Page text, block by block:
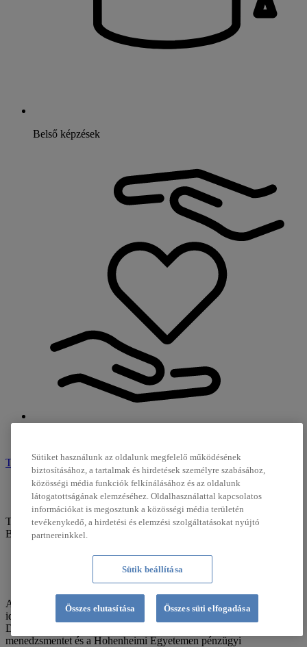
Belső képzések
TOVÁBBI INFORMÁCIÓK
A nemzetközi kiküldetés része a gyakornoki
programnak, ami természetesen nagy hozzáadott érték.
Teresa Schneiderhan
Befektetési kontroller Diehl nürnbergi központja
A 18 hónapos pénzügyi és kontrolling területen eltöltött gyakornoki
időm után 2022 márciusa óta befektetési kontrollerként dolgozom a
Diehl nürnbergi központjában. Augsburgban globális üzleti
menedzsmentet és a Hohenheimi Egyetemen pénzügyi
Sütiket használunk az oldalunk megfelelő működésének
biztosításához, a tartalmak és hirdetések személyre szabásához,
közösségi média funkciók felkínálásához és az oldalunk
látogatottságának elemzéséhez. Oldalhasználattal kapcsolatos
információkat is megosztunk a közösségi média területén
tevékenykedő, a hirdetési és elemzési szolgáltatásokat nyújtó
partnereinkkel.
Sütik beállítása
Összes elutasítása Összes süti elfogadása